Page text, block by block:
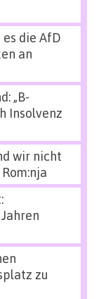
es die AfD
an
„B-
Insolvenz
wir nicht
zu